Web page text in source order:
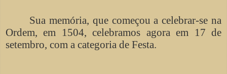
Sua memória, que começou a celebrar-se na
Ordem, em 1504, celebramos agora em 17 de
setembro, com a categoria de Festa.